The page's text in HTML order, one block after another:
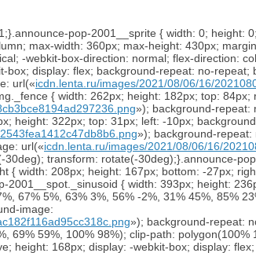
pop-2001__sprite { width: 0; height:
max-width: 360px; max-height: 430px;
-webkit-box-direction: normal; flex-direction:
display: flex; background-repeat: no-
url(«icdn.lenta.ru/images/2021/08/06/16/
{ width: 262px; height: 182px; top: 84px;
»); background-repeat:
height: 322px; top: 31px; left: -10px;
»); background-repeat:
url(«icdn.lenta.ru/images/2021/08/06/16/
transform: rotate(-30deg);}.announce-
width: 208px; height: 167px; bottom: -27px;
{ width: 393px; height:
67% 5%, 63% 3%, 56% -2%, 31% 45%, 85%
image:
»); background-repeat: no-repeat; background-size: 100% 100%; -webkit-clip-path: polygon(100% 1%, 63% 11%, 48% 23%, 44% 27%, 43% 33%, 45% 38%, 49% 42%, 53% 45%, 58% 49%, 69% 59%, 100% 98%); clip-path: polygon(100% 1%, 63% 11%, 48% 23%, 44% 27%, 43% 33%, 45% 38%, 49% 42%, 53% 45%, 58% 49%, 69% 59%, 100% 98%);}.announce-pop-2001__content { position: relative; height: 168px; display: -webkit-box; display: flex; -webkit-box-orient: vertical; -webkit-box-direction: normal; flex-direction: column; -webkit-box-align: center; align-items: center; -webkit-box-pack: justify; justify-content: space-between; text-align: center; margin-top: 32px; padding: 0 35px; width: 100%; max-width: 320px; box-sizing: border-box;}.announce-pop-2001__logo { width: 49px; height: 8px; color: #fff; fill: #fff; overflow: visible;}.announce-pop-2001__title { font: 900 20px/135% 'Source Serif Pro', serif; text-align: center; color: #fff;}.announce-pop-2001__btn { position: relative; width: 73px; height: 30px; background-color: #fff; border-radius: 3px; font: bold 10px/30px 'Helvetica Neue', Helvetica, Arial, sans-serif; color: #292929; text-transform: uppercase; -webkit-transform-style: preserve-3d; transform-style: preserve-3d;}.announce-pop-2001__btn:before { content: ''; position: absolute; width: 73px; height: 30px; top: 0; left: 0; border-radius: 3px; border: 1px solid #fff; box-sizing: border-box; -webkit-transform: translate3d(2px, 3px, -1px); transform: translate3d(2px, 3px, -1px);}@media screen and (max-width: 768px) { .announce-pop-2001._sticked { position: -webkit-sticky; position: sticky; top: 45px; padding: 1px 0 0; height: 110px; margin: 0; } .announce-pop-2001._sticked .announce-pop-2001__box { padding: 0; } .announce-pop-2001._sticked .announce-pop-2001__images { z-index: 1; } .announce-pop-2001._sticked .announce-pop-2001__img._tatu { width: 82px; height: 121px; top: 29px; right: initial; left: 27px; -webkit-transform: rotate(21deg); transform: rotate(21deg); z-index: 1; -webkit-clip-path: polygon(0% 0%, 0% 51%, 21% 56%, 39% 55%, 48% 53%, 58% 52%, 66% 51%, 71% 50%, 100% 46%, 100% 0%); clip-path: polygon(0% 0%, 0% 51%, 21% 56%, 39% 55%, 48% 53%, 58% 52%, 66% 51%, 71% 50%, 100% 46%, 100% 0%); } .announce-pop-2001._sticked .announce-pop-2001__img._fence { display: none; } .announce-pop-2001._sticked .announce-pop-2001__img._vitas { width: 92px; height: 173px; top: -14px; left: -26px; z-index: 2; -webkit-clip-path: polygon(0% 8%, 15% 48%, 35% 40%, 21% 49%, 30%